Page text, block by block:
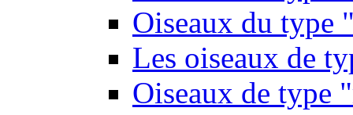
Oiseaux du type
Les oiseaux de
Oiseaux de type